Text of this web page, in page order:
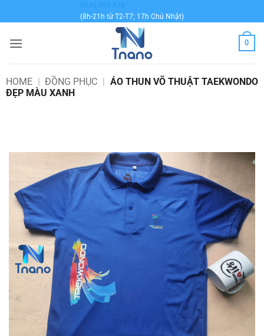
qua
dung
0936 999 878
(8h-21h từ T2-T7; 17h Chủ Nhật)
0
HOME | ĐỒNG PHỤC | ÁO THUN VÕ THUẬT TAEKWONDO
ĐẸP MÀU XANH